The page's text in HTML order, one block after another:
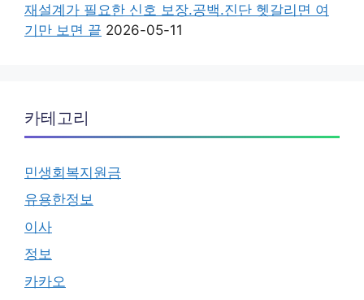
재설계가 필요한 신호 보장.공백.진단 헷갈리면 여
기만 보면 끝 2026-05-11
카테고리
민생회복지원금
유용한정보
이사
정보
카카오